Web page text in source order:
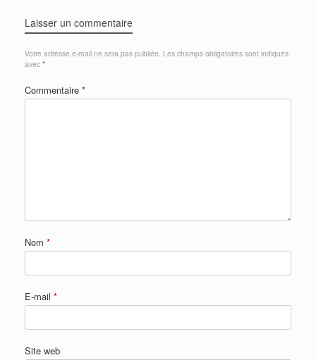
Laisser un commentaire
Votre adresse e-mail ne sera pas publiée. Les champs obligatoires sont indiqués
avec *
Commentaire *
Nom *
E-mail *
Site web